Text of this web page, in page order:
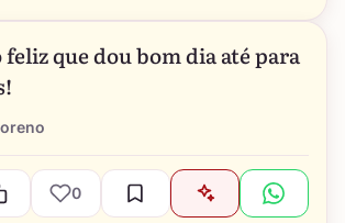
que dou bom dia até para
0